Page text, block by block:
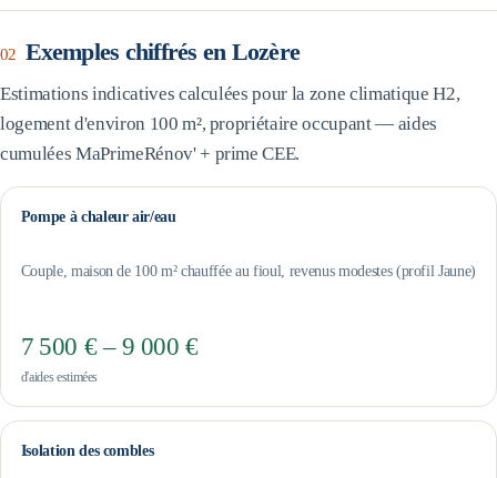
02 Exemples chiffrés en Lozère
Estimations indicatives calculées pour la zone climatique H2,
logement d'environ 100 m², propriétaire occupant — aides
cumulées MaPrimeRénov' + prime CEE.
Pompe à chaleur air/eau
Couple, maison de 100 m² chauffée au fioul, revenus modestes (profil Jaune)
7 500 € – 9 000 €
d'aides estimées
Isolation des combles